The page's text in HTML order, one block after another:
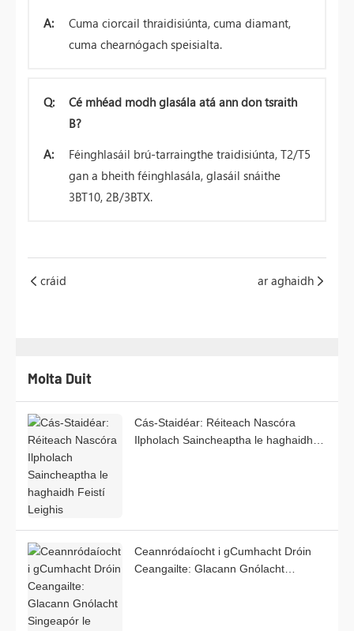
A:
Cuma ciorcail thraidisiúnta, cuma diamant,
cuma chearnógach speisialta.
Q:
Cé mhéad modh glasála atá ann don tsraith
B?
A:
Féinghlasáil brú-tarraingthe traidisiúnta, T2/T5
gan a bheith féinghlasála, glasáil snáithe
3BT10, 2B/3BTX.
cráid ar aghaidh
Molta Duit
Cás-Staidéar: Réiteach Nascóra
Ilpholach Saincheaptha le haghaidh
Ceannródaíocht i gCumhacht Dróin
Ceangailte: Glacann Gnólacht